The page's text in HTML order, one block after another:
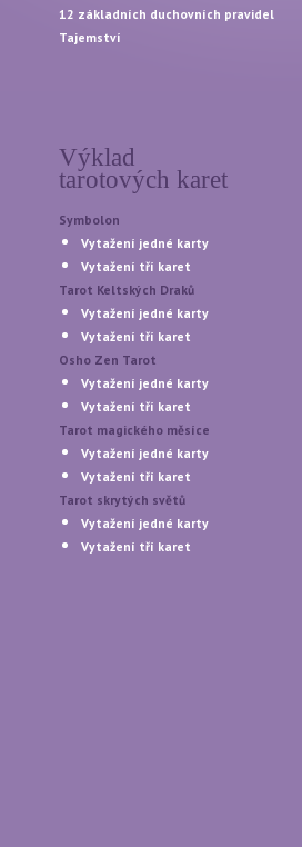
12 základních duchovních pravidel
Tajemství
Výklad
tarotových karet
Symbolon
Vytažení jedné karty
Vytažení tří karet
Tarot Keltských Draků
Vytažení jedné karty
Vytažení tří karet
Osho Zen Tarot
Vytažení jedné karty
Vytažení tří karet
Tarot magického měsíce
Vytažení jedné karty
Vytažení tří karet
Tarot skrytých světů
Vytažení jedné karty
Vytažení tří karet